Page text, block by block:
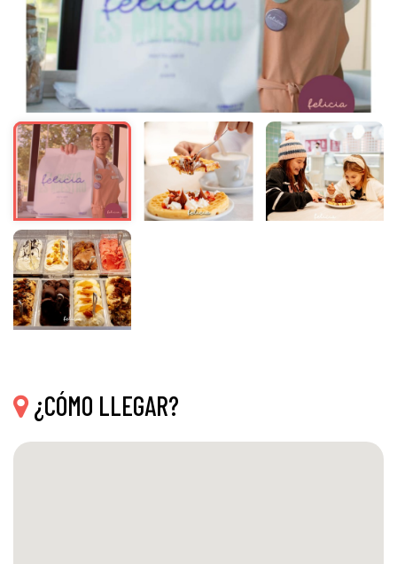
¿CÓMO LLEGAR?